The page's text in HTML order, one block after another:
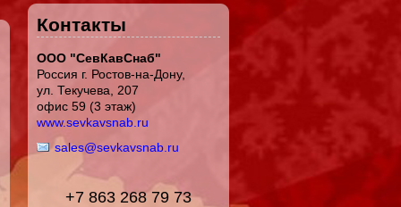
Контакты
ООО "СевКавСнаб"
Россия г. Ростов-на-Дону,
ул. Текучева, 207
офис 59 (3 этаж)
www.sevkavsnab.ru
sales@sevkavsnab.ru
+7 863 268 79 73